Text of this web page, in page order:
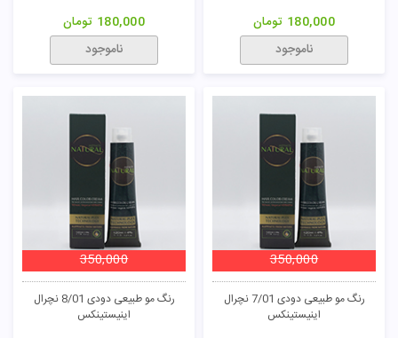
180,000 تومان
ناموجود
180,000 تومان
ناموجود
رنگ مو طبیعی دودی 7/01 نچرال
اینیستینکس
350,000
رنگ مو طبیعی دودی 8/01 نچرال
اینیستینکس
350,000